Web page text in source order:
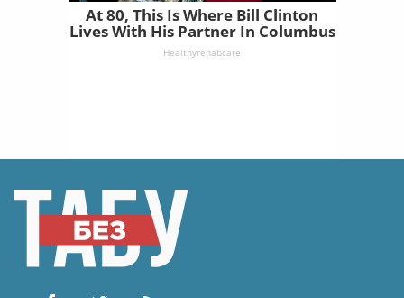
At 80, This Is Where Bill Clinton
Lives With His Partner In Columbus
Healthyrehabcare